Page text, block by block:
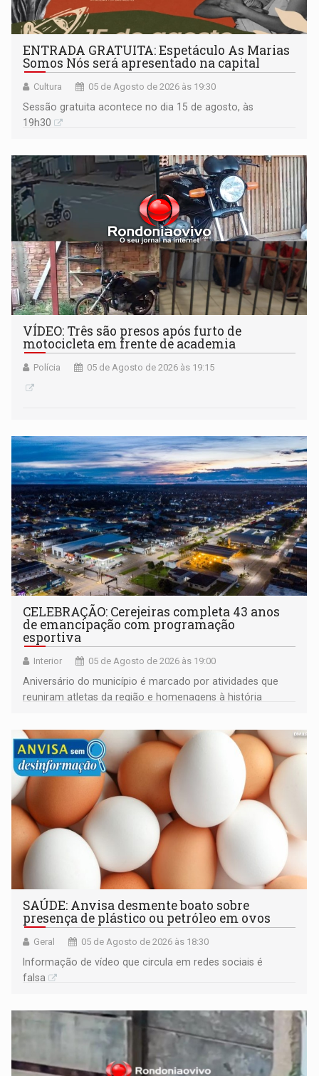
ENTRADA GRATUITA: Espetáculo As Marias
Somos Nós será apresentado na capital
Cultura 05 de Agosto de 2026 às 19:30
Sessão gratuita acontece no dia 15 de agosto, às
19h30
VÍDEO: Três são presos após furto de
motocicleta em frente de academia
Polícia 05 de Agosto de 2026 às 19:15
CELEBRAÇÃO: Cerejeiras completa 43 anos
de emancipação com programação
esportiva
Interior 05 de Agosto de 2026 às 19:00
Aniversário do município é marcado por atividades que
reuniram atletas da região e homenagens à história
SAÚDE: Anvisa desmente boato sobre
presença de plástico ou petróleo em ovos
Geral 05 de Agosto de 2026 às 18:30
Informação de vídeo que circula em redes sociais é
falsa